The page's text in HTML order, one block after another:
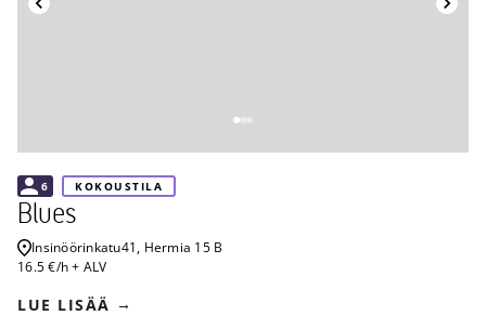
6 KOKOUSTILA
Blues
Insinöörinkatu41, Hermia 15 B
16.5 €/h + ALV
LUE LISÄÄ